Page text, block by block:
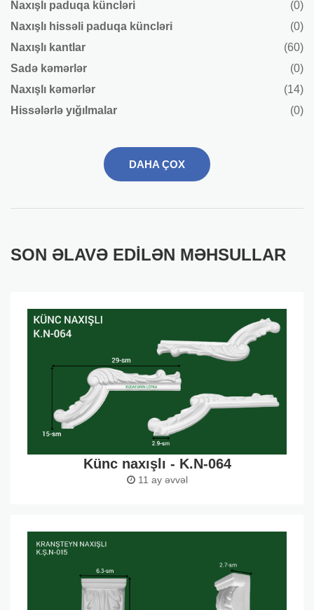
Naxışlı paduqa küncləri
(0)
Naxışlı hissəli paduqa küncləri
(0)
Naxışlı kantlar
(60)
Sadə kəmərlər
(0)
Naxışlı kəmərlər
(14)
Hissələrlə yığılmalar
(0)
DAHA ÇOX
SON ƏLAVƏ EDILƏN MƏHSULLAR
Künc naxışlı - K.N-064
11 ay əvvəl